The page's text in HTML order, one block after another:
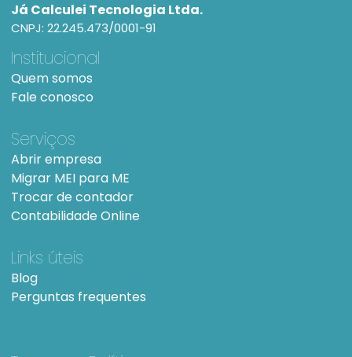
Já Calculei Tecnologia Ltda.
CNPJ: 22.245.473/0001-91
Institucional
Quem somos
Fale conosco
Serviços
Abrir empresa
Migrar MEI para ME
Trocar de contador
Contabilidade Online
Links úteis
Blog
Perguntas frequentes